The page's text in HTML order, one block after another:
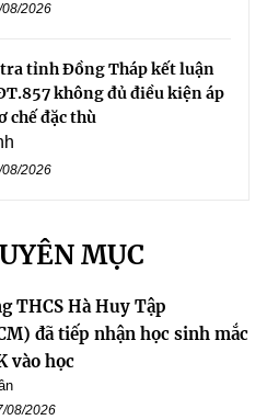
2026
tỉnh Đồng Tháp kết luận
không đủ điều kiện áp
chế đặc thù
2026
MỤC
THCS Hà Huy Tập
đã tiếp nhận học sinh mắc
vào học
08/2026